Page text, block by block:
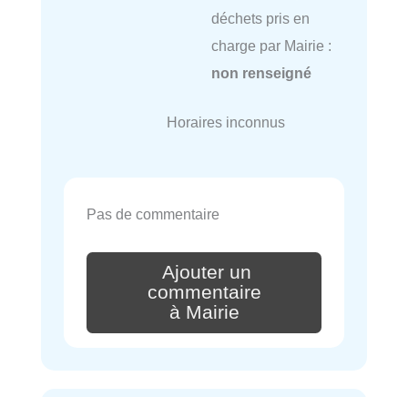
déchets pris en
charge par Mairie :
non renseigné
Horaires inconnus
Pas de commentaire
Ajouter un
commentaire
à Mairie